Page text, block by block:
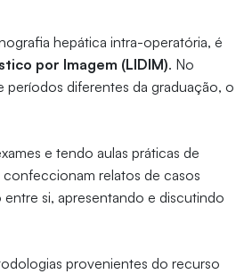
hepática intra-operatória, é
por Imagem (LIDIM). No
períodos diferentes da graduação, o
e tendo aulas práticas de
relatos de casos
si, apresentando e discutindo
provenientes do recurso